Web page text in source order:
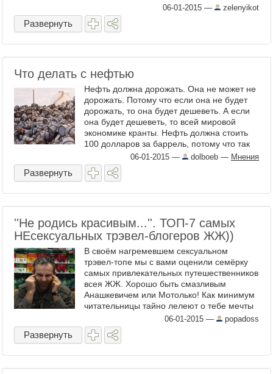
гигантского арканоида в истории. Ракета
Falcon-9 з ...
06-01-2015 — zelenyikot
Развернуть
Что делать с нефтью
Нефть должна дорожать. Она не может не
дорожать. Потому что если она не будет
дорожать, то она будет дешеветь. А если
она будет дешеветь, то всей мировой
экономике кранты. Нефть должна стоить
100 долларов за баррель, потому что так
написано в российском законе о бюджете
на 2015. А вообще ...
06-01-2015 — dolboeb — Мнения
Развернуть
''Не родись красивым...''. ТОП-7 самых
НЕсексуальных трэвел-блогеров ЖЖ))
В своём нагремевшем сексуальном
трэвел-топе мы с вами оценили семёрку
самых привлекательных путешественников
всея ЖЖ. Хорошо быть смазливым
Анашкевичем или Мотолько! Как минимум
читательницы тайно лелеют о тебе мечты
и оставляют льстивые каменты под
соблазнительными аватарками, втайне ...
06-01-2015 — popadoss
Развернуть